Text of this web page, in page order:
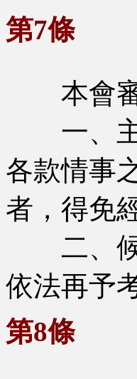
第7條
本會審
一、主
各款情事
者，得免
二、候
依法再予
第8條